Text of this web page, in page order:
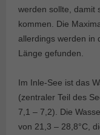
werden sollte, damit
kommen. Die
allerdings werden in
Länge gefunden.
Im Inle-See ist das
(zentraler Teil des
7,1 – 7,2). Die
von 21,3 – 28,8°C,